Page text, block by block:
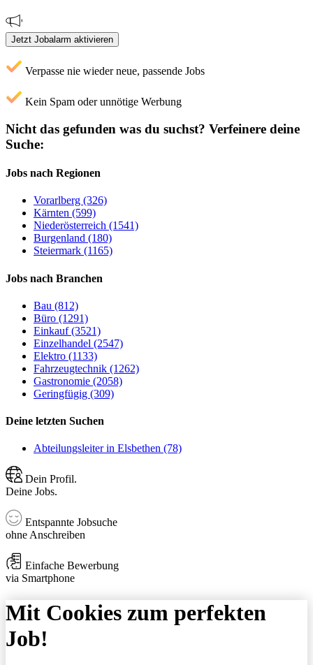
Jetzt Jobalarm aktivieren
Verpasse nie wieder neue, passende Jobs
Kein Spam oder unnötige Werbung
Nicht das gefunden was du suchst? Verfeinere deine
Suche:
Jobs nach Regionen
Vorarlberg (326)
Kärnten (599)
Niederösterreich (1541)
Burgenland (180)
Steiermark (1165)
Jobs nach Branchen
Bau (812)
Büro (1291)
Einkauf (3521)
Einzelhandel (2547)
Elektro (1133)
Fahrzeugtechnik (1262)
Gastronomie (2058)
Geringfügig (309)
Deine letzten Suchen
Abteilungsleiter in Elsbethen (78)
Dein Profil.
Deine Jobs.
Entspannte Jobsuche
ohne Anschreiben
Einfache Bewerbung
via Smartphone
Mit Cookies zum perfekten
Job!